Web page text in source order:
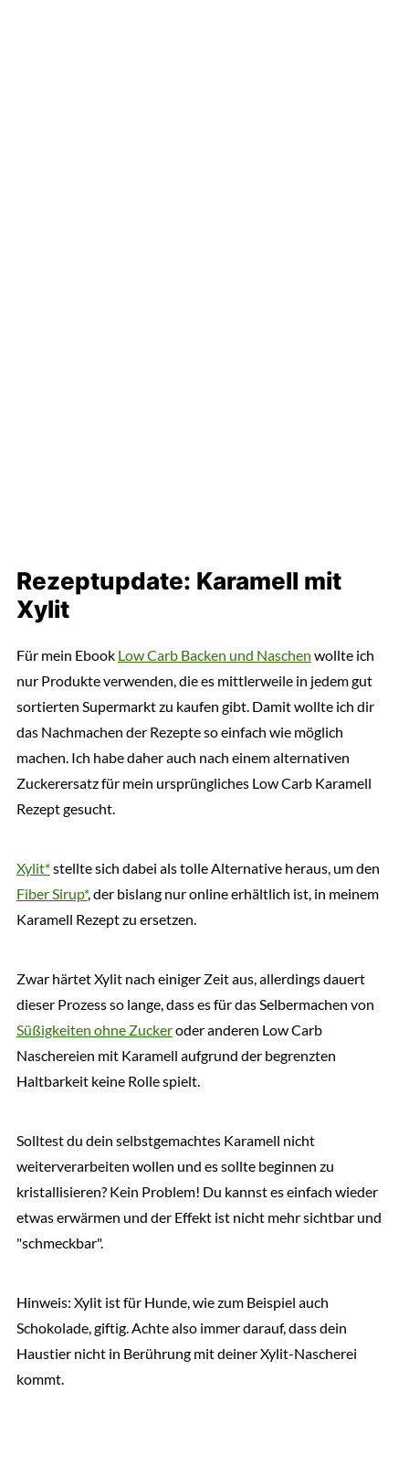
Rezeptupdate: Karamell mit
Xylit
Für mein Ebook Low Carb Backen und Naschen wollte ich
nur Produkte verwenden, die es mittlerweile in jedem gut
sortierten Supermarkt zu kaufen gibt. Damit wollte ich dir
das Nachmachen der Rezepte so einfach wie möglich
machen. Ich habe daher auch nach einem alternativen
Zuckerersatz für mein ursprüngliches Low Carb Karamell
Rezept gesucht.
Xylit*stellte sich dabei als tolle Alternative heraus, um den
Fiber Sirup*, der bislang nur online erhältlich ist, in meinem
Karamell Rezept zu ersetzen.
Zwar härtet Xylit nach einiger Zeit aus, allerdings dauert
dieser Prozess so lange, dass es für das Selbermachen von
Süßigkeiten ohne Zuckeroder anderen Low Carb
Naschereien mit Karamell aufgrund der begrenzten
Haltbarkeit keine Rolle spielt.
Solltest du dein selbstgemachtes Karamell nicht
weiterverarbeiten wollen und es sollte beginnen zu
kristallisieren? Kein Problem! Du kannst es einfach wieder
etwas erwärmen und der Effekt ist nicht mehr sichtbar und
"schmeckbar".
Hinweis: Xylit ist für Hunde, wie zum Beispiel auch
Schokolade, giftig. Achte also immer darauf, dass dein
Haustier nicht in Berührung mit deiner Xylit-Nascherei
kommt.